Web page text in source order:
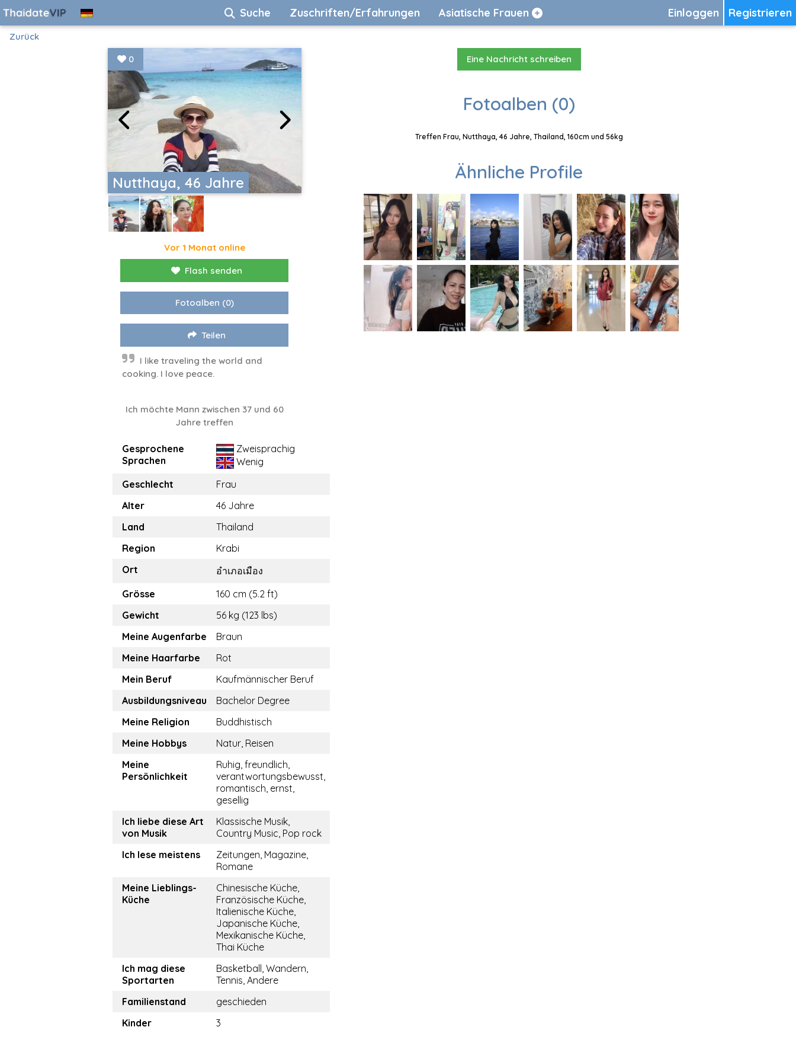
Registrieren
Einloggen
Suche Zuschriften/Erfahrungen Asiatische Frauen
Zurück
Nutthaya, 46 Jahre
0
Vor 1 Monat online
Flash senden
Fotoalben (0)
Teilen
I like traveling the world and
cooking. I love peace.
Ich möchte Mann zwischen 37 und 60
Jahre treffen
Gesprochene
Sprachen
Zweisprachig
Wenig
Geschlecht
Frau
Alter
46 Jahre
Land
Thailand
Region
Krabi
Ort
อำเภอเมือง
Grösse
160 cm (5.2 ft)
Gewicht
56 kg (123 lbs)
Meine Augenfarbe
Braun
Meine Haarfarbe
Rot
Mein Beruf
Kaufmännischer Beruf
Ausbildungsniveau
Bachelor Degree
Meine Religion
Buddhistisch
Meine Hobbys
Natur, Reisen
Meine
Persönlichkeit
Ruhig, freundlich,
verantwortungsbewusst,
romantisch, ernst,
gesellig
Ich liebe diese Art
von Musik
Klassische Musik,
Country Music, Pop rock
Ich lese meistens
Zeitungen, Magazine,
Romane
Meine Lieblings-
Küche
Chinesische Küche,
Französische Küche,
Italienische Küche,
Japanische Küche,
Mexikanische Küche,
Thai Küche
Ich mag diese
Sportarten
Basketball, Wandern,
Tennis, Andere
Familienstand
geschieden
Kinder
3
Eine Nachricht schreiben
Fotoalben (0)
Treffen Frau, Nutthaya, 46 Jahre, Thailand, 160cm und 56kg
Ähnliche Profile